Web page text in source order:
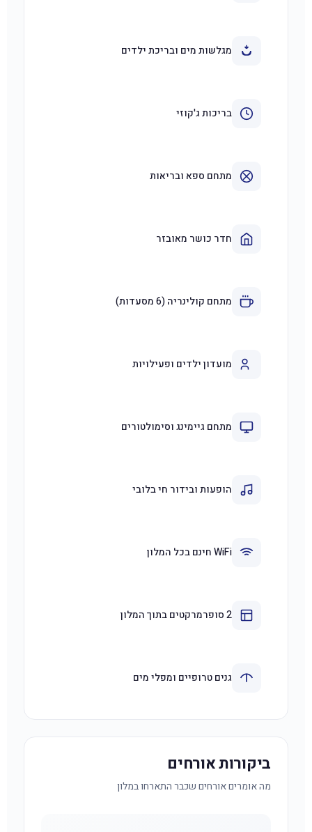
מגלשות מים ובריכת ילדים
בריכות ג'קוזי
מתחם ספא ובריאות
חדר כושר מאובזר
מתחם קולינריה (6 מסעדות)
מועדון ילדים ופעילויות
מתחם גיימינג וסימולטורים
הופעות ובידור חי בלובי
WiFi חינם בכל המלון
2 סופרמרקטים בתוך המלון
גנים טרופיים ומפלי מים
ביקורות אורחים
מה אומרים אורחים שכבר התארחו במלון